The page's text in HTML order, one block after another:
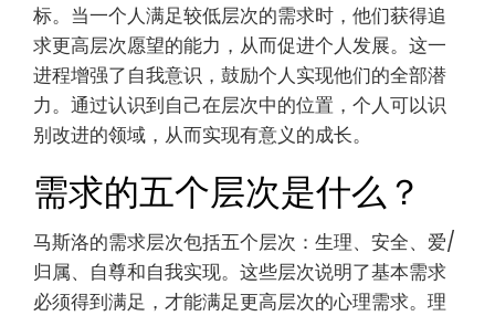
标。当一个人满足较低层次的需求时，他们获得追
求更高层次愿望的能力，从而促进个人发展。这一
进程增强了自我意识，鼓励个人实现他们的全部潜
力。通过认识到自己在层次中的位置，个人可以识
别改进的领域，从而实现有意义的成长。
需求的五个层次是什么？
马斯洛的需求层次包括五个层次：生理、安全、爱/
归属、自尊和自我实现。这些层次说明了基本需求
必须得到满足，才能满足更高层次的心理需求。理